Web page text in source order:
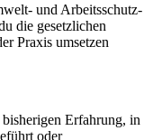
und Arbeitsschutz-
die gesetzlichen
Praxis umsetzen
Erfahrung, in
oder